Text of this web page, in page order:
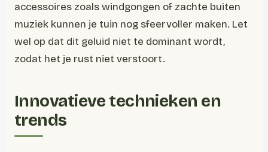
accessoires zoals windgongen of zachte buiten
muziek kunnen je tuin nog sfeervoller maken. Let
wel op dat dit geluid niet te dominant wordt,
zodat het je rust niet verstoort.
Innovatieve technieken en
trends